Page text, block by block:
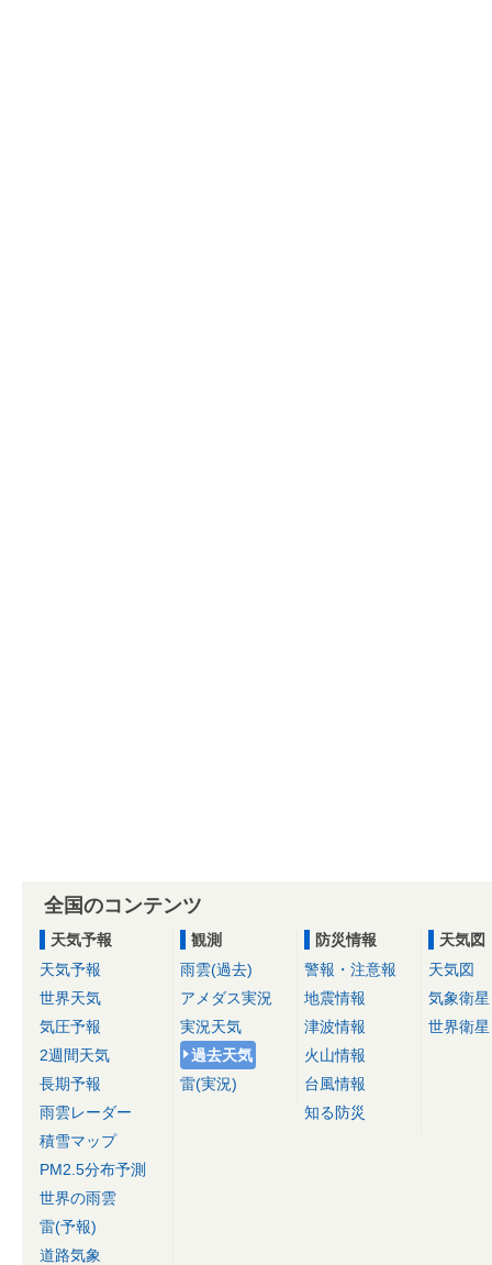
全国のコンテンツ
天気予報
天気予報
世界天気
気圧予報
2週間天気
長期予報
雨雲レーダー
積雪マップ
PM2.5分布予測
世界の雨雲
雷(予報)
道路気象
観測
雨雲(過去)
アメダス実況
実況天気
過去天気
雷(実況)
防災情報
警報・注意報
地震情報
津波情報
火山情報
台風情報
知る防災
天気図
天気図
気象衛星
世界衛星